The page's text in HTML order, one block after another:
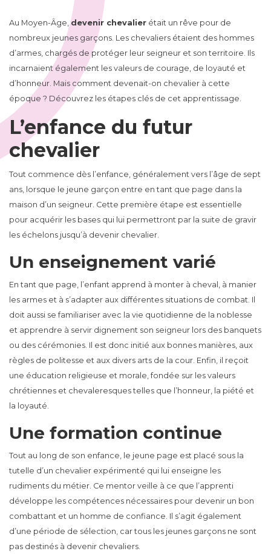
Au Moyen-Âge,devenir chevalier était un rêve pour de
nombreux jeunes garçons. Les chevaliers étaient des hommes
d’armes, chargés de protéger leur seigneur et son territoire. Ils
incarnaient également les valeurs de courage, de loyauté et
d’honneur. Mais comment devenait-on chevalier à cette
époque ? Découvrez les étapes clés de cet apprentissage.
L’enfance du futur
chevalier
Tout commence dès l’enfance, généralement vers l’âge de sept
ans, lorsque le jeune garçon entre en tant que page dans la
maison d’un seigneur. Cette première étape est essentielle
pour acquérir les bases qui lui permettront par la suite de gravir
les échelons jusqu’à devenir chevalier.
Un enseignement varié
En tant que page, l’enfant apprend à monter à cheval, à manier
les armes et à s’adapter aux différentes situations de combat. Il
doit aussi se familiariser avec la vie quotidienne de la noblesse
et apprendre à servir dignement son seigneur lors des banquets
ou des cérémonies. Il est donc initié aux bonnes manières, aux
règles de politesse et aux divers arts de la cour. Enfin, il reçoit
une éducation religieuse et morale, fondée sur les valeurs
chrétiennes et chevaleresques telles que l’honneur, la piété et
la loyauté.
Une formation continue
Tout au long de son enfance, le jeune page est placé sous la
tutelle d’un chevalier expérimenté qui lui enseigne les
rudiments du métier. Ce mentor veille à ce que l’apprenti
développe les compétences nécessaires pour devenir un bon
combattant et un homme de confiance. Il s’agit également
d’une période de sélection, car tous les jeunes garçons ne sont
pas destinés à devenir chevaliers.